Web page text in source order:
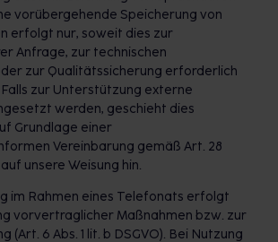
vorübergehende Speicherung von
erfolgt nur, soweit dies zur
Anfrage, zur technischen
zur Qualitätssicherung erforderlich
Falls zur Unterstützung externe
werden, geschieht dies
Grundlage einer
Vereinbarung gemäß Art. 28
unsere Weisung hin.
im Rahmen eines Telefonats erfolgt
vorvertraglicher Maßnahmen bzw. zur
(Art. 6 Abs. 1 lit. b DSGVO). Bei Nutzung